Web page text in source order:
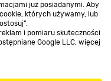
już posiadanymi. Aby
których używamy, lub
i pomiaru skuteczności
Google LLC, więcej